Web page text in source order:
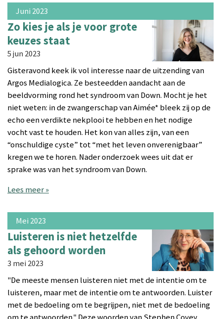
Juni 2023
Zo kies je als je voor grote
keuzes staat
5 jun 2023
Gisteravond keek ik vol interesse naar de uitzending van
Argos Medialogica. Ze besteedden aandacht aan de
beeldvorming rond het syndroom van Down. Mocht je het
niet weten: in de zwangerschap van Aimée* bleek zij op de
echo een verdikte nekplooi te hebben en het nodige
vocht vast te houden. Het kon van alles zijn, van een
“onschuldige cyste” tot “met het leven onverenigbaar”
kregen we te horen. Nader onderzoek wees uit dat er
sprake was van het syndroom van Down.
Lees meer »
Mei 2023
Luisteren is niet hetzelfde
als gehoord worden
3 mei 2023
"De meeste mensen luisteren niet met de intentie om te
luisteren, maar met de intentie om te antwoorden. Luister
met de bedoeling om te begrijpen, niet met de bedoeling